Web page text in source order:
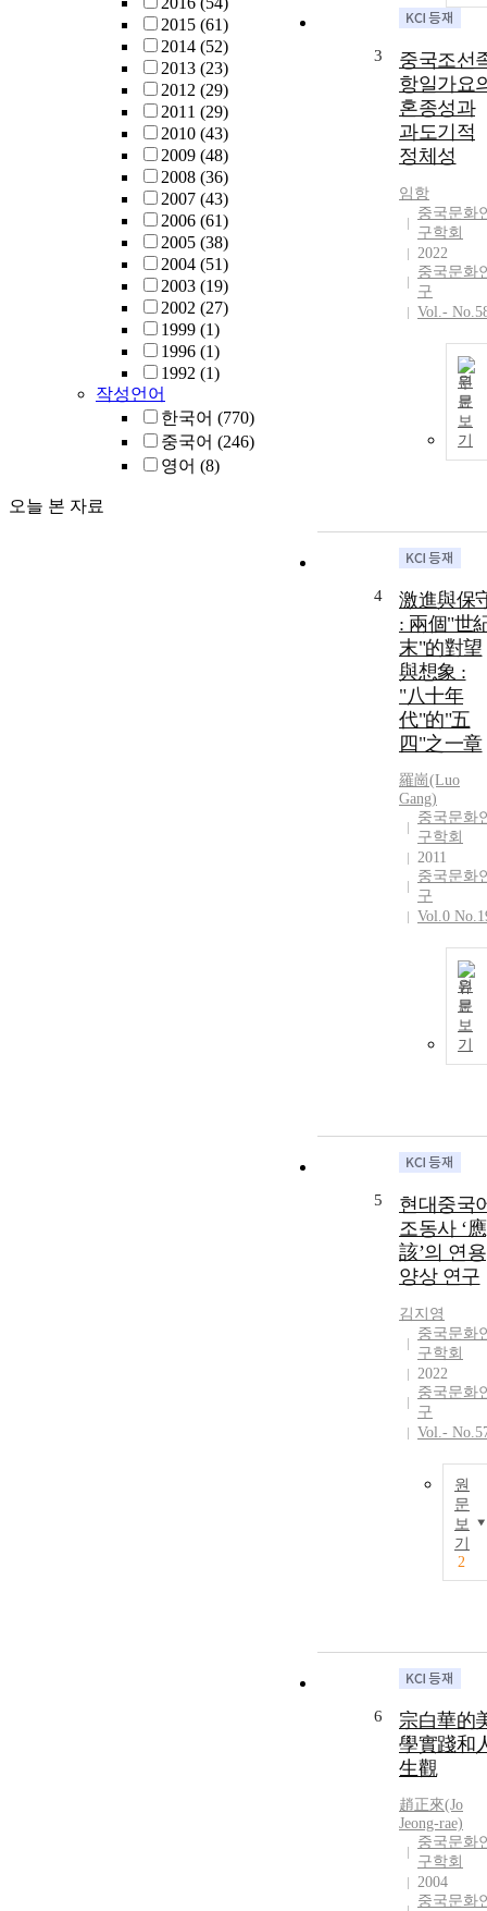
2015 (61)
2014 (52)
2013 (23)
2012 (29)
2011 (29)
2010 (43)
2009 (48)
2008 (36)
2007 (43)
2006 (61)
2005 (38)
2004 (51)
2003 (19)
2002 (27)
1999 (1)
1996 (1)
1992 (1)
작성언어
한국어 (770)
중국어 (246)
영어 (8)
오늘 본 자료
3
중국조선
항일가요
혼종성과
과도기적
정체성
임항
중국문화
구학회
2022
중국문화
구
Vol.-
원
문
보
기
4
激進與保
: 兩個"世
末"的對望
與想象 :
"八十年
代"的"五
四"之一章
羅崗(Luo
Gang)
중국문화
구학회
2011
중국문화
구
Vol.0
원
문
보
기
5
현대중국
조동사 ‘應
該’의 연용
양상 연구
김지영
중국문화
구학회
2022
중국문화
구
Vol.-
원
문
보
기
2
6
宗白華的
學實踐和
生觀
趙正來(Jo
Jeong-rae)
중국문화
구학회
2004
중국문화